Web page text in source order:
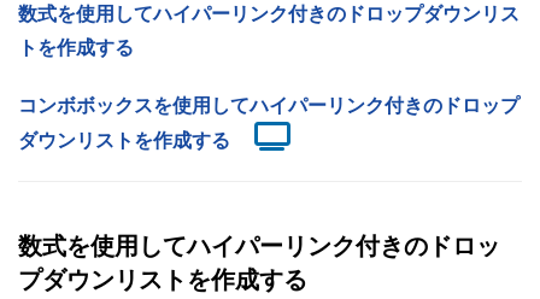
数式を使用してハイパーリンク付きのドロップダウンリス
トを作成する
コンボボックスを使用してハイパーリンク付きのドロップ
ダウンリストを作成する
数式を使用してハイパーリンク付きのドロッ
プダウンリストを作成する